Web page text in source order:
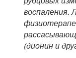
воспаления.
(дионин и